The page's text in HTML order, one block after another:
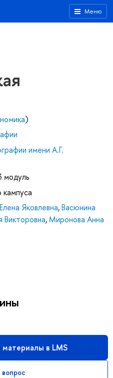
Меню
)
имени А.Г.
модуль
кампуса
Яковлевна,Васюнина
Викторовна, Миронова Анна
в LMS
вопрос